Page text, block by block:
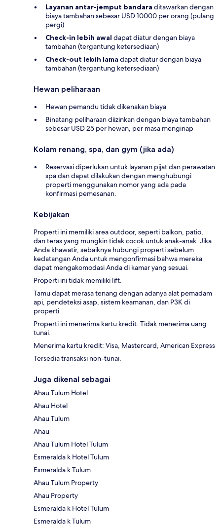
Layanan antar-jemput bandara ditawarkan dengan
biaya tambahan sebesar USD 10000 per orang (pulang
pergi)
Check-in lebih awal dapat diatur dengan biaya
tambahan (tergantung ketersediaan)
Check-out lebih lama dapat diatur dengan biaya
tambahan (tergantung ketersediaan)
Hewan peliharaan
Hewan pemandu tidak dikenakan biaya
Binatang peliharaan diizinkan dengan biaya tambahan
sebesar USD 25 per hewan, per masa menginap
Kolam renang, spa, dan gym (jika ada)
Reservasi diperlukan untuk layanan pijat dan perawatan
spa dan dapat dilakukan dengan menghubungi
properti menggunakan nomor yang ada pada
konfirmasi pemesanan.
Kebijakan
Properti ini memiliki area outdoor, seperti balkon, patio,
dan teras yang mungkin tidak cocok untuk anak-anak. Jika
Anda khawatir, sebaiknya hubungi properti sebelum
kedatangan Anda untuk mengonfirmasi bahwa mereka
dapat mengakomodasi Anda di kamar yang sesuai.
Properti ini tidak memiliki lift.
Tamu dapat merasa tenang dengan adanya alat pemadam
api, pendeteksi asap, sistem keamanan, dan P3K di
properti.
Properti ini menerima kartu kredit. Tidak menerima uang
tunai.
Menerima kartu kredit: Visa, Mastercard, American Express
Tersedia transaksi non-tunai.
Juga dikenal sebagai
Ahau Tulum Hotel
Ahau Hotel
Ahau Tulum
Ahau
Ahau Tulum Hotel Tulum
Esmeralda k Hotel Tulum
Esmeralda k Tulum
Ahau Tulum Property
Ahau Property
Esmeralda k Hotel Tulum
Esmeralda k Tulum